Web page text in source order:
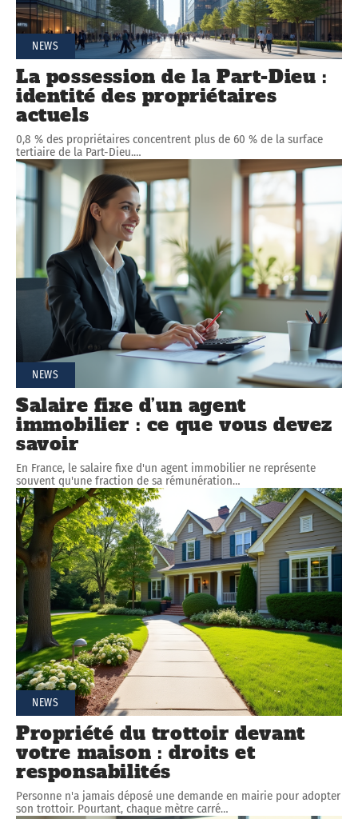
NEWS
La possession de la Part-Dieu :
identité des propriétaires
actuels
0,8 % des propriétaires concentrent plus de 60 % de la surface
tertiaire de la Part-Dieu.…
NEWS
Salaire fixe d’un agent
immobilier : ce que vous devez
savoir
En France, le salaire fixe d'un agent immobilier ne représente
souvent qu'une fraction de sa rémunération…
NEWS
Propriété du trottoir devant
votre maison : droits et
responsabilités
Personne n'a jamais déposé une demande en mairie pour adopter
son trottoir. Pourtant, chaque mètre carré…